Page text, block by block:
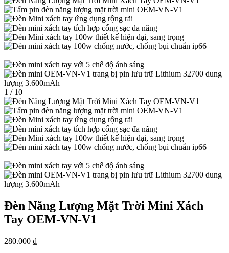
1 / 10
Đèn Năng Lượng Mặt Trời Mini Xách
Tay OEM-VN-V1
280.000 ₫